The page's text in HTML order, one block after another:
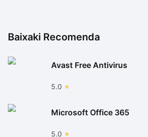
(Fonte: Shein/
Também é possível faturar com a loja
porcentagem de vendas para produtos
pode ganhar também fazendo a
Baixaki Recomenda
Avast Free Antivirus
5.0
Microsoft Office 365
5.0